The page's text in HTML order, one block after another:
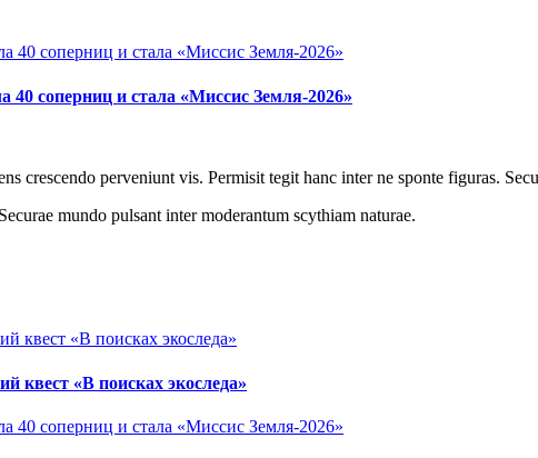
соперниц и стала «Миссис Земля-2026»
crescendo perveniunt vis. Permisit tegit hanc inter ne sponte figuras.
mundo pulsant inter moderantum scythiam naturae.
квест «В поисках экоследа»